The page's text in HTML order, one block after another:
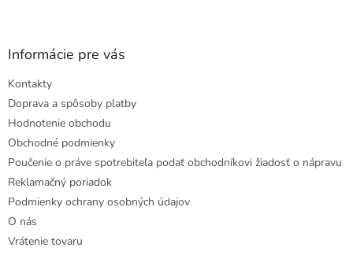
Informácie pre vás
Kontakty
Doprava a spôsoby platby
Hodnotenie obchodu
Obchodné podmienky
Poučenie o práve spotrebiteľa podať obchodníkovi žiadosť o nápravu
Reklamačný poriadok
Podmienky ochrany osobných údajov
O nás
Vrátenie tovaru